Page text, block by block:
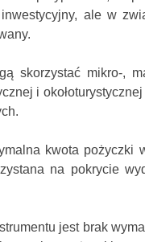
ale w
skorzystać mikro-,
i
kwota pożyczki
na pokrycie
jest brak